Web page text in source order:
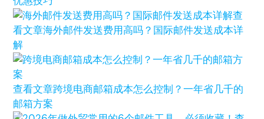
查
看文章海外邮件发送费用高吗？国际邮件发送成本详
解
查看文章跨境电商邮箱成本怎么控制？一年省几千的
邮箱方案